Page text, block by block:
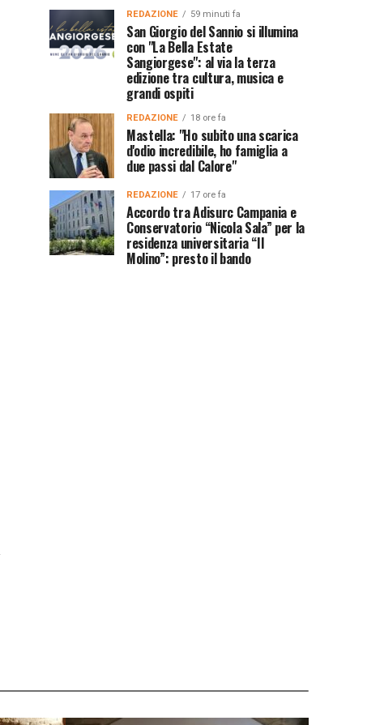
REDAZIONE 59 minuti fa
San Giorgio del Sannio si illumina
con "La Bella Estate
Sangiorgese": al via la terza
edizione tra cultura, musica e
grandi ospiti
REDAZIONE 18 ore fa
Mastella: "Ho subito una scarica
d'odio incredibile, ho famiglia a
due passi dal Calore"
REDAZIONE 17 ore fa
Accordo tra Adisurc Campania e
Conservatorio “Nicola Sala” per la
residenza universitaria “Il
Molino”: presto il bando